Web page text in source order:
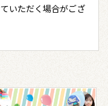
いただく場合がござ